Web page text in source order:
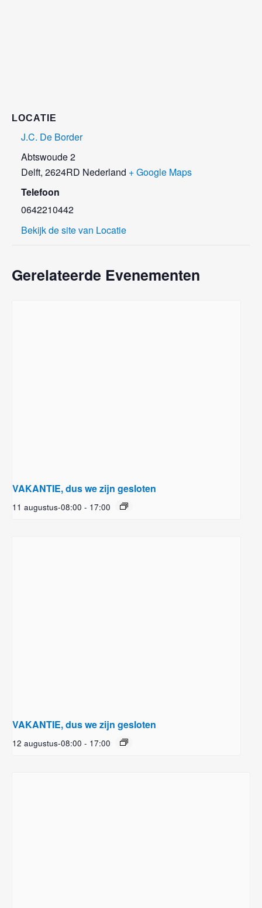
LOCATIE
J.C. De Border
Abtswoude 2
Delft, 2624RD Nederland + Google Maps
Telefoon
0642210442
Bekijk de site van Locatie
Gerelateerde Evenementen
VAKANTIE, dus we zijn gesloten
11 augustus-08:00 - 17:00
VAKANTIE, dus we zijn gesloten
12 augustus-08:00 - 17:00